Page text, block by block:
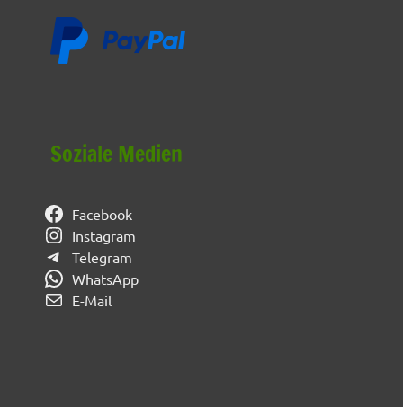
Soziale Medien
Facebook
Instagram
Telegram
WhatsApp
E-Mail